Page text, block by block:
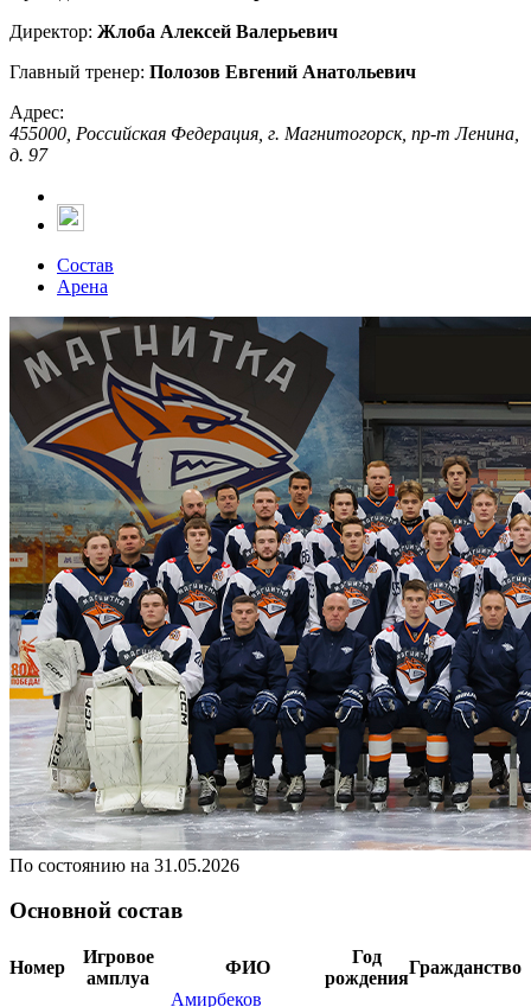
Директор: Жлоба Алексей Валерьевич
Главный тренер: Полозов Евгений Анатольевич
Адрес:
455000, Российская Федерация, г. Магнитогорск, пр-т Ленина,
д. 97
Состав
Арена
По состоянию на 31.05.2026
Основной состав
Номер
Игровое
амплуа
ФИО
Год
рождения
Гражданство
Амирбеков